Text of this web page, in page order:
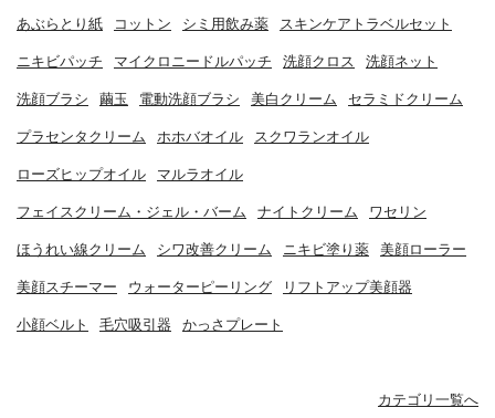
あぶらとり紙 コットン シミ用飲み薬 スキンケアトラベルセット
ニキビパッチ マイクロニードルパッチ 洗顔クロス 洗顔ネット
洗顔ブラシ 繭玉 電動洗顔ブラシ 美白クリーム セラミドクリーム
プラセンタクリーム ホホバオイル スクワランオイル
ローズヒップオイル マルラオイル
フェイスクリーム・ジェル・バーム ナイトクリーム ワセリン
ほうれい線クリーム シワ改善クリーム ニキビ塗り薬 美顔ローラー
美顔スチーマー ウォーターピーリング リフトアップ美顔器
小顔ベルト 毛穴吸引器 かっさプレート
カテゴリ一覧へ